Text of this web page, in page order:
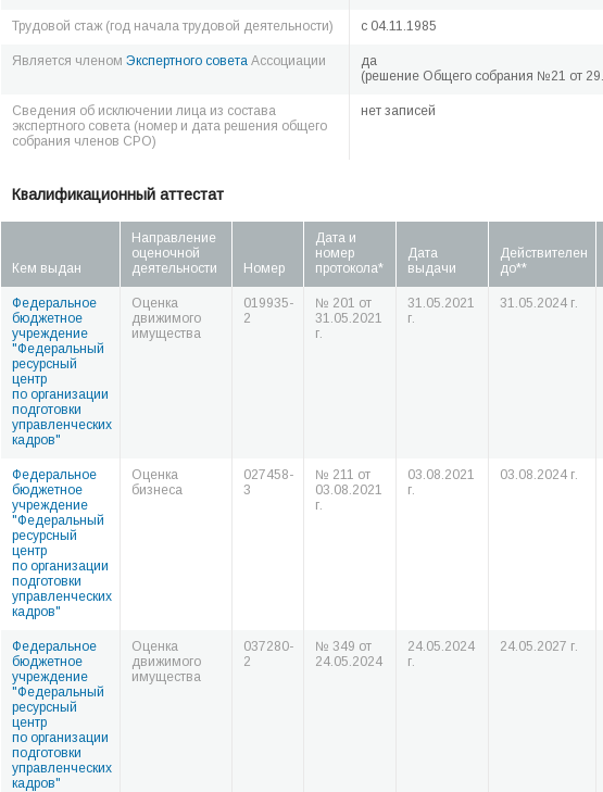
Трудовой стаж (год начала трудовой деятельности) c 04.11.1985
Является членом Экспертного совета Ассоциации
да
(решение Общего собрания №21 от
Сведения об исключении лица из состава
экспертного совета (номер и дата решения общего
собрания членов СРО)
нет записей
Квалификационный аттестат
Кем выдан
Направление
оценочной
деятельности
Номер
Дата и
номер
протокола*
Дата
выдачи
Действителен
до**
Федеральное
бюджетное
учреждение
"Федеральный
ресурсный
центр
по организации
подготовки
управленческих
кадров"
Оценка
движимого
имущества
019935-
2
№ 201 от
31.05.2021
г.
31.05.2021
г.
31.05.2024 г.
Федеральное
бюджетное
учреждение
"Федеральный
ресурсный
центр
по организации
подготовки
управленческих
кадров"
Оценка
бизнеса
027458-
3
№ 211 от
03.08.2021
г.
03.08.2021
г.
03.08.2024 г.
Федеральное
бюджетное
учреждение
"Федеральный
ресурсный
центр
по организации
подготовки
управленческих
кадров"
Оценка
движимого
имущества
037280-
2
№ 349 от
24.05.2024
24.05.2024
г.
24.05.2027 г.